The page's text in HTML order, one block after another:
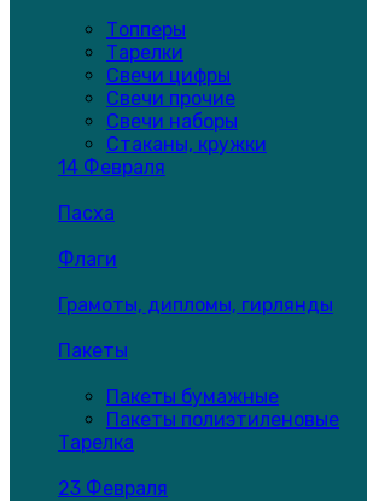
Топперы
Тарелки
Свечи цифры
Свечи прочие
Свечи наборы
Стаканы, кружки
14 Февраля
Пасха
Флаги
Грамоты, дипломы, гирлянды
Пакеты
Пакеты бумажные
Пакеты полиэтиленовые
Тарелка
23 Февраля